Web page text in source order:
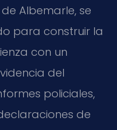
Albemarle, se
para construir la
con un
del
policiales,
de